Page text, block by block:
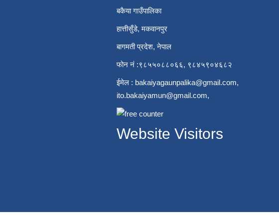
बकैया गाउँपालिका
हात्तीसुँडे, मकवानपुर
बागमती प्रदेश, नेपाल
फोन नं :९८५५०८८०६६, ९८४५९०४६८२
ईमेल : bakaiyagaunpalika@gmail.com,
ito.bakaiyamun@gmail.com,
Website Visitors